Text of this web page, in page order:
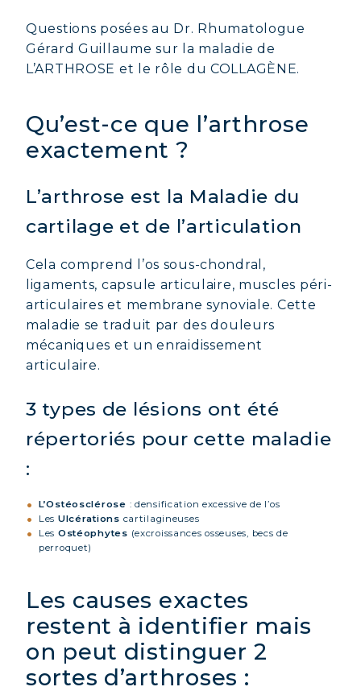
Questions posées au Dr. Rhumatologue
Gérard Guillaume sur la maladie de
L’ARTHROSE et le rôle du COLLAGÈNE.
Qu’est-ce que l’arthrose
exactement ?
L’arthrose est la Maladie du
cartilage et de l’articulation
Cela comprend l’os sous-chondral,
ligaments, capsule articulaire, muscles péri-
articulaires et membrane synoviale. Cette
maladie se traduit par des douleurs
mécaniques et un enraidissement
articulaire.
3 types de lésions ont été
répertoriés pour cette maladie
:
L’Ostéosclérose : densification excessive de l’os
Les Ulcérations cartilagineuses
Les Ostéophytes (excroissances osseuses, becs de
perroquet)
Les causes exactes
restent à identifier mais
on peut distinguer 2
sortes d’arthroses :